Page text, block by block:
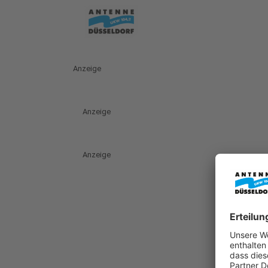
Anzeige
Anzeige
Anzeige